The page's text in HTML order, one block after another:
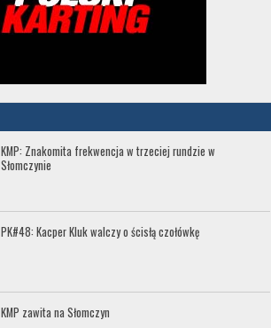
KMP: Znakomita frekwencja w trzeciej rundzie w
Słomczynie
PK#48: Kacper Kluk walczy o ścisłą czołówkę
KMP zawita na Słomczyn